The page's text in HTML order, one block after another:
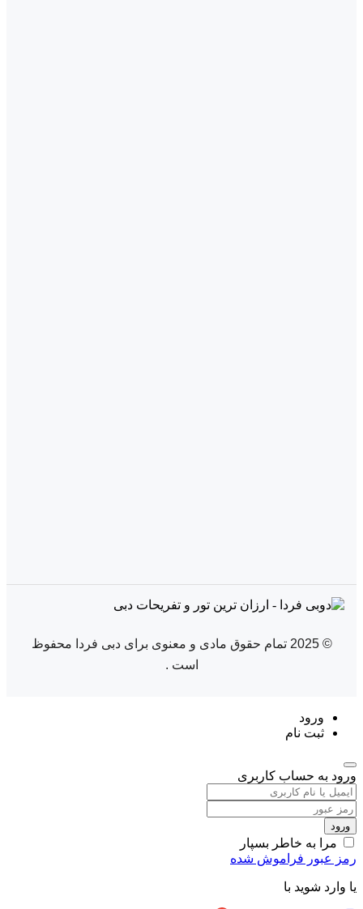
© 2025 تمام حقوق مادی و معنوی برای دبی فردا محفوظ
است .
ورود
ثبت نام
ورود به حساب کاربری
مرا به خاطر بسپار
رمز عبور فراموش شده
یا وارد شوید با